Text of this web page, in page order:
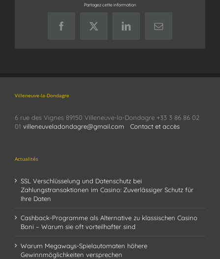
Partagez cette information
FacebookX LinkedInEmail
Villeneuve-la-Dondagre
6 rue des Vignes 89150 Villeneuve-la-Dondagre +33 3 86 86 02
01 villeneuveladondagre@gmail.com Contact et accès
Actualités
SSL Verschlüsselung und Datenschutz bei
Zahlungstransaktionen im Casino: Zuverlässiger Schutz für
Ihre Daten
Cashback-Programme als Alternative zu klassischen Casino
Boni – Warum sie oft vorteilhafter sind
Warum Megaways-Spielautomaten höhere
Gewinnmöglichkeiten versprechen